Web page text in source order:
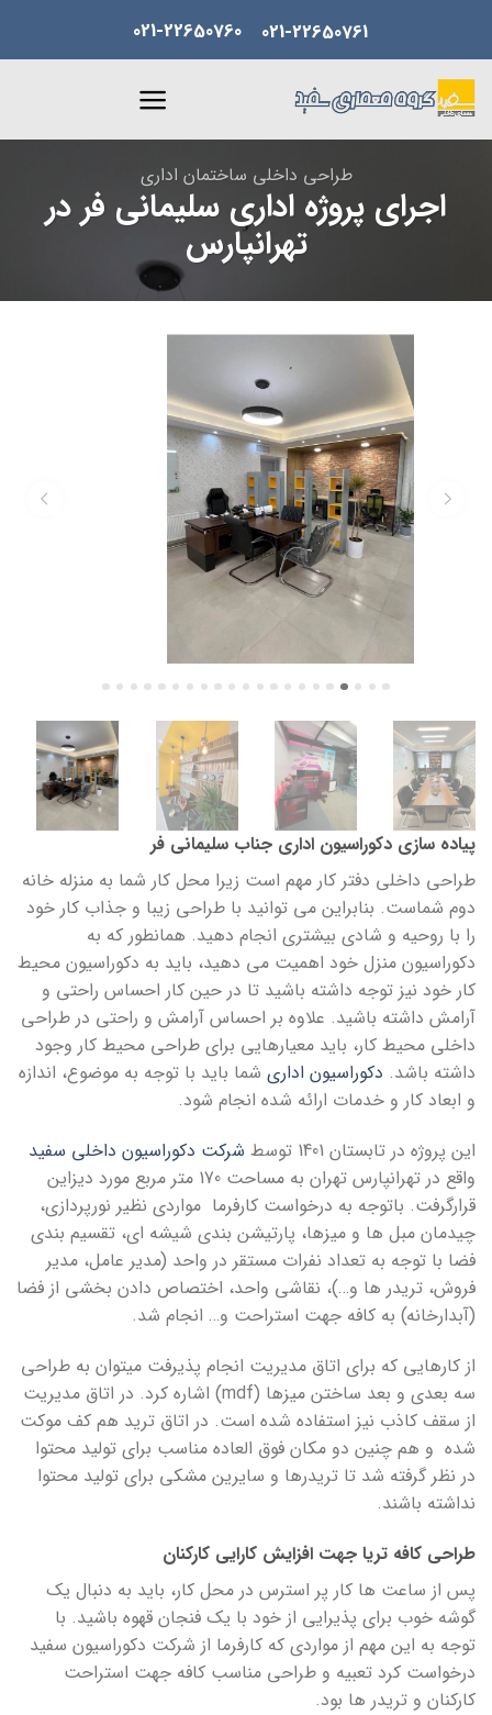
content
021-22650760 021-22650761
طراحی داخلی ساختمان اداری
اجرای پروژه اداری سلیمانی فر در
تهرانپارس
پیاده سازی دکوراسیون اداری جناب سلیمانی فر
طراحی داخلی دفتر کار مهم است زیرا محل کار شما به منزله خانه
دوم شماست. بنابراین می توانید با طراحی زیبا و جذاب کار خود
را با روحیه و شادی بیشتری انجام دهید. همانطور که به
دکوراسیون منزل خود اهمیت می دهید، باید به دکوراسیون محیط
کار خود نیز توجه داشته باشید تا در حین کار احساس راحتی و
آرامش داشته باشید. علاوه بر احساس آرامش و راحتی در طراحی
داخلی محیط کار، باید معیارهایی برای طراحی محیط کار وجود
داشته باشد. دکوراسیون اداری شما باید با توجه به موضوع، اندازه
و ابعاد کار و خدمات ارائه شده انجام شود.
این پروژه در تابستان 1401 توسط
شرکت دکوراسیون داخلی سفید
واقع در تهرانپارس تهران به مساحت 170 متر مربع مورد دیزاین
قرارگرفت. باتوجه به درخواست کارفرما مواردی نظیر نورپردازی،
چیدمان مبل ها و میزها، پارتیشن بندی شیشه ای، تقسیم بندی
فضا با توجه به تعداد نفرات مستقر در واحد (مدیر عامل، مدیر
فروش، تریدر ها و…)، نقاشی واحد، اختصاص دادن بخشی از فضا
(آبدارخانه) به کافه جهت استراحت و… انجام شد.
از کارهایی که برای اتاق مدیریت انجام پذیرفت میتوان به طراحی
سه بعدی و بعد ساختن میزها (mdf) اشاره کرد. در اتاق مدیریت
از سقف کاذب نیز استفاده شده است. در اتاق ترید هم کف موکت
شده و هم چنین دو مکان فوق العاده مناسب برای تولید محتوا
در نظر گرفته شد تا تریدرها و سایرین مشکی برای تولید محتوا
نداشته باشند.
طراحی کافه تریا جهت افزایش کارایی کارکنان
پس از ساعت ها کار پر استرس در محل کار، باید به دنبال یک
گوشه خوب برای پذیرایی از خود با یک فنجان قهوه باشید. با
توجه به این مهم از مواردی که کارفرما از شرکت دکوراسیون سفید
درخواست کرد تعبیه و طراحی مناسب کافه جهت استراحت
کارکنان و تریدر ها بود.